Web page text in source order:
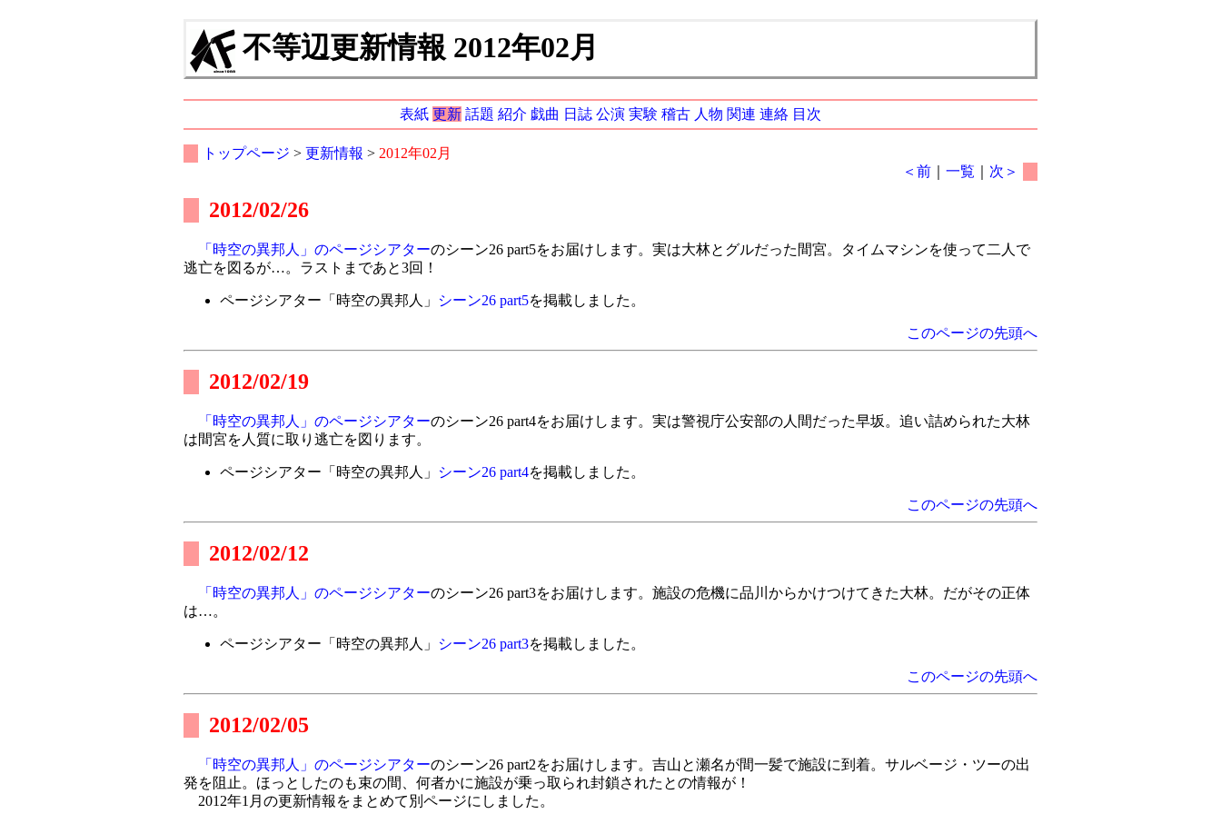
不等辺更新情報 2012年02月
表紙 更新 話題 紹介 戯曲 日誌 公演 実験 稽古 人物 関連 連絡 目次
トップページ > 更新情報 > 2012年02月
＜前 ｜一覧 次＞
2012/02/26
「時空の異邦人」のページシアターのシーン26 part5をお届けします。実は大林とグルだった間宮。タイムマシンを使って二人で
逃亡を図るが…。ラストまであと3回！
ページシアター「時空の異邦人」 シーン26 part5を掲載しました。
このページの先頭へ
2012/02/19
「時空の異邦人」のページシアターのシーン26 part4をお届けします。実は警視庁公安部の人間だった早坂。追い詰められた大林
は間宮を人質に取り逃亡を図ります。
ページシアター「時空の異邦人」 シーン26 part4を掲載しました。
このページの先頭へ
2012/02/12
「時空の異邦人」のページシアターのシーン26 part3をお届けします。施設の危機に品川からかけつけてきた大林。だがその正体
は…。
ページシアター「時空の異邦人」 シーン26 part3を掲載しました。
このページの先頭へ
2012/02/05
「時空の異邦人」のページシアターのシーン26 part2をお届けします。吉山と瀬名が間一髪で施設に到着。サルベージ・ツーの出
発を阻止。ほっとしたのも束の間、何者かに施設が乗っ取られ封鎖されたとの情報が！
2012年1月の更新情報をまとめて別ページにしました。